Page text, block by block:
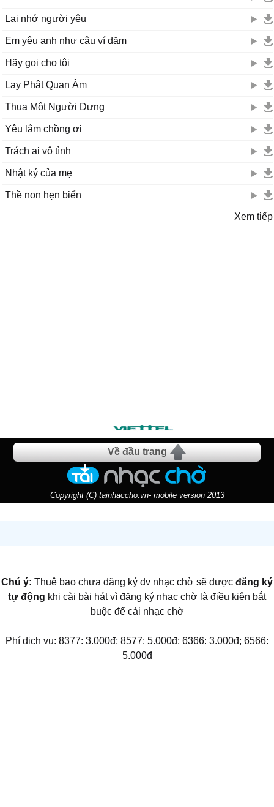
Lại nhớ người yêu
Em yêu anh như câu ví dặm
Hãy gọi cho tôi
Lạy Phật Quan Âm
Thua Một Người Dưng
Yêu lắm chồng ơi
Trách ai vô tình
Nhật ký của mẹ
Thề non hẹn biển
Xem tiếp
Về đầu trang
Copyright (C) tainhaccho.vn- mobile version 2013
Chú ý: Thuê bao chưa đăng ký dv nhạc chờ sẽ được đăng ký
tự động khi cài bài hát vì đăng ký nhạc chờ là điều kiện bắt
buộc để cài nhạc chờ
Phí dịch vụ: 8377: 3.000đ; 8577: 5.000đ; 6366: 3.000đ; 6566:
5.000đ